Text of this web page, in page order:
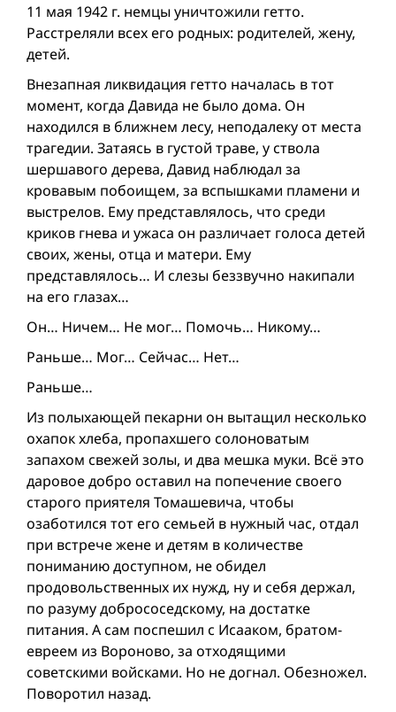
11 мая 1942 г. немцы уничтожили гетто.
Расстреляли всех его родных: родителей, жену,
детей.
Внезапная ликвидация гетто началась в тот
момент, когда Давида не было дома. Он
находился в ближнем лесу, неподалеку от места
трагедии. Затаясь в густой траве, у ствола
шершавого дерева, Давид наблюдал за
кровавым побоищем, за вспышками пламени и
выстрелов. Ему представлялось, что среди
криков гнева и ужаса он различает голоса детей
своих, жены, отца и матери. Ему
представлялось… И слезы беззвучно накипали
на его глазах…
Он… Ничем… Не мог… Помочь… Никому…
Раньше… Мог… Сейчас… Нет…
Раньше…
Из полыхающей пекарни он вытащил несколько
охапок хлеба, пропахшего солоноватым
запахом свежей золы, и два мешка муки. Всё это
даровое добро оставил на попечение своего
старого приятеля Томашевича, чтобы
озаботился тот его семьей в нужный час, отдал
при встрече жене и детям в количестве
пониманию доступном, не обидел
продовольственных их нужд, ну и себя держал,
по разуму добрососедскому, на достатке
питания. А сам поспешил с Исааком, братом-
евреем из Вороново, за отходящими
советскими войсками. Но не догнал. Обезножел.
Поворотил назад.